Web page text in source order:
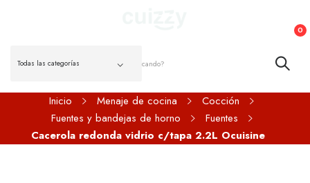
0
Inicio Menaje de cocina
Cocción
Fuentes y bandejas de horno
Fuentes
Cacerola redonda vidrio c/tapa 2.2L Ocuisine